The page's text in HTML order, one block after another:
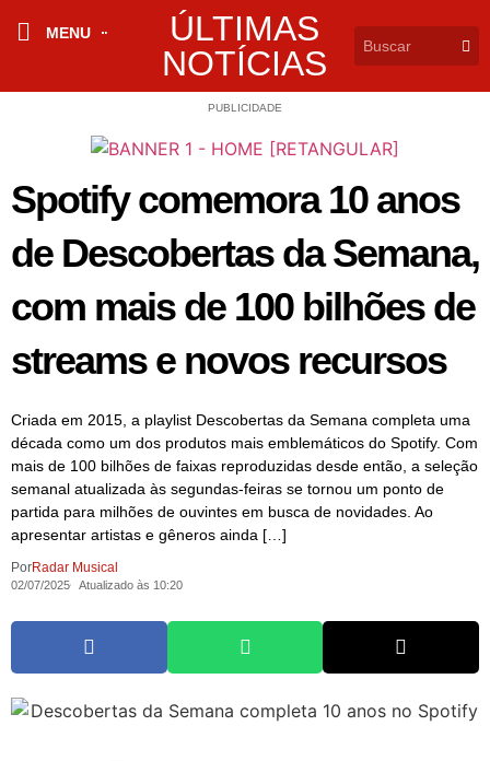
MENU
ÚLTIMAS
NOTÍCIAS
PUBLICIDADE
Spotify comemora 10 anos
de Descobertas da Semana,
com mais de 100 bilhões de
streams e novos recursos
Criada em 2015, a playlist Descobertas da Semana completa uma
década como um dos produtos mais emblemáticos do Spotify. Com
mais de 100 bilhões de faixas reproduzidas desde então, a seleção
semanal atualizada às segundas-feiras se tornou um ponto de
partida para milhões de ouvintes em busca de novidades. Ao
apresentar artistas e gêneros ainda […]
PorRadar Musical
02/07/2025 Atualizado às 10:20